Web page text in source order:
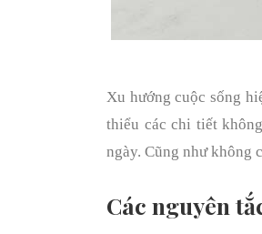
Xu hướng cuộc sống
thiểu các chi tiết
ngày. Cũng như không
Các nguyên